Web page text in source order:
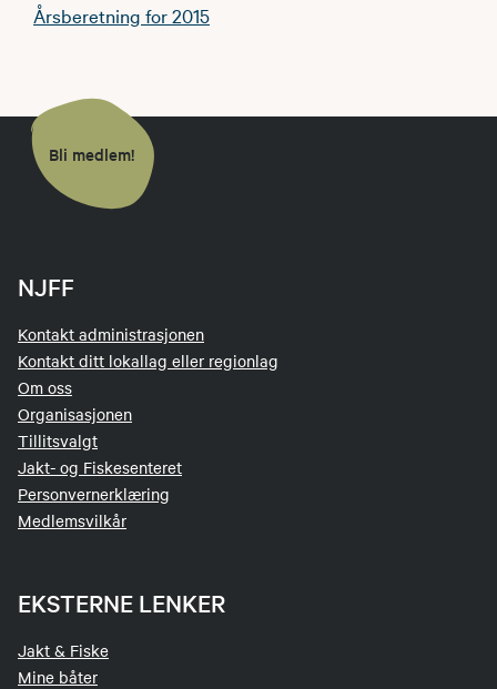
Årsberetning for 2015
Bli medlem!
NJFF
Kontakt administrasjonen
Kontakt ditt lokallag eller regionlag
Om oss
Organisasjonen
Tillitsvalgt
Jakt- og Fiskesenteret
Personvernerklæring
Medlemsvilkår
EKSTERNE LENKER
Jakt & Fiske
Mine båter